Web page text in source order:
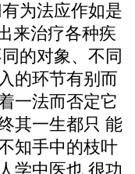
为法应作如是
来治疗各种疾
的对象、不同
的环节有别而
一法而否定它
其一生都只 能
知手中的枝叶
学中医也 很功